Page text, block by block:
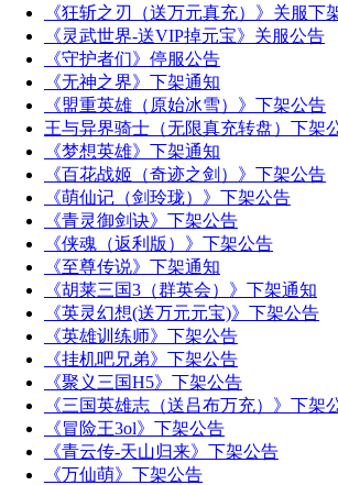
《狂斩之刃（送万元真充）》关服下
《灵武世界-送VIP掉元宝》关服公告
《守护者们》停服公告
《无神之界》下架通知
《盟重英雄（原始冰雪）》下架公告
王与异界骑士（无限真充转盘）下架
《梦想英雄》下架通知
《百花战姬（奇迹之剑）》下架公告
《萌仙记（剑玲珑）》下架公告
《青灵御剑诀》下架公告
《侠魂（返利版）》下架公告
《至尊传说》下架通知
《胡莱三国3（群英会）》下架通知
《英灵幻想(送万元元宝)》下架公告
《英雄训练师》下架公告
《挂机吧兄弟》下架公告
《聚义三国H5》下架公告
《三国英雄志（送吕布万充）》下架
《冒险王3ol》下架公告
《青云传-天山归来》下架公告
《万仙萌》下架公告